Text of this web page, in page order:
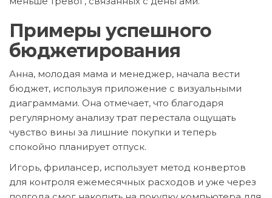
Примеры успешного
бюджетирования
Анна, молодая мама и менеджер, начала вести
бюджет, используя приложение с визуальными
диаграммами. Она отмечает, что благодаря
регулярному анализу трат перестала ощущать
чувство вины за лишние покупки и теперь
спокойно планирует отпуск.
Игорь, фрилансер, использует метод конвертов
для контроля ежемесячных расходов и уже через